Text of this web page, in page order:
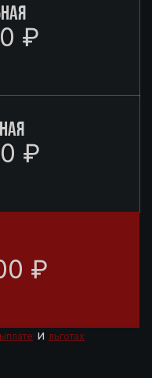
₽
₽
₽
и льготах